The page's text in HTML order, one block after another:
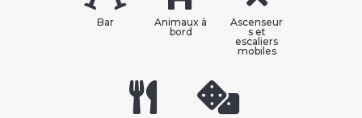
Bar
Animaux à
bord
Ascenseur
s et
escaliers
mobiles